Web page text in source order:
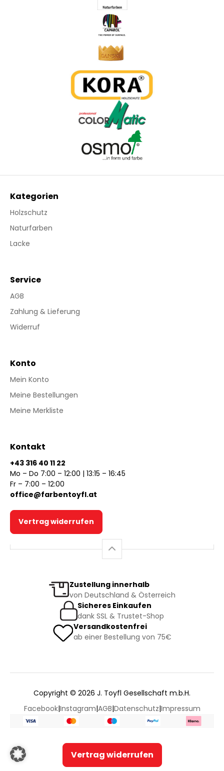
Kategorien
Holzschutz
Naturfarben
Lacke
Service
AGB
Zahlung & Lieferung
Widerruf
Konto
Mein Konto
Meine Bestellungen
Meine Merkliste
Kontakt
+43 316 40 11 22
Mo – Do 7:00 – 12:00 | 13:15 – 16:45
Fr – 7:00 – 12:00
office@farbentoyfl.at
Vertrag widerrufen
Zustellung innerhalb
von Deutschland & Österreich
Sicheres Einkaufen
dank SSL & Trustet-Shop
Versandkostenfrei
ab einer Bestellung von 75€
Copyright © 2026 J. Toyfl Gesellschaft m.b.H.
Facebook|Instagram|AGB|Datenschutz|Impressum
Vertrag widerrufen